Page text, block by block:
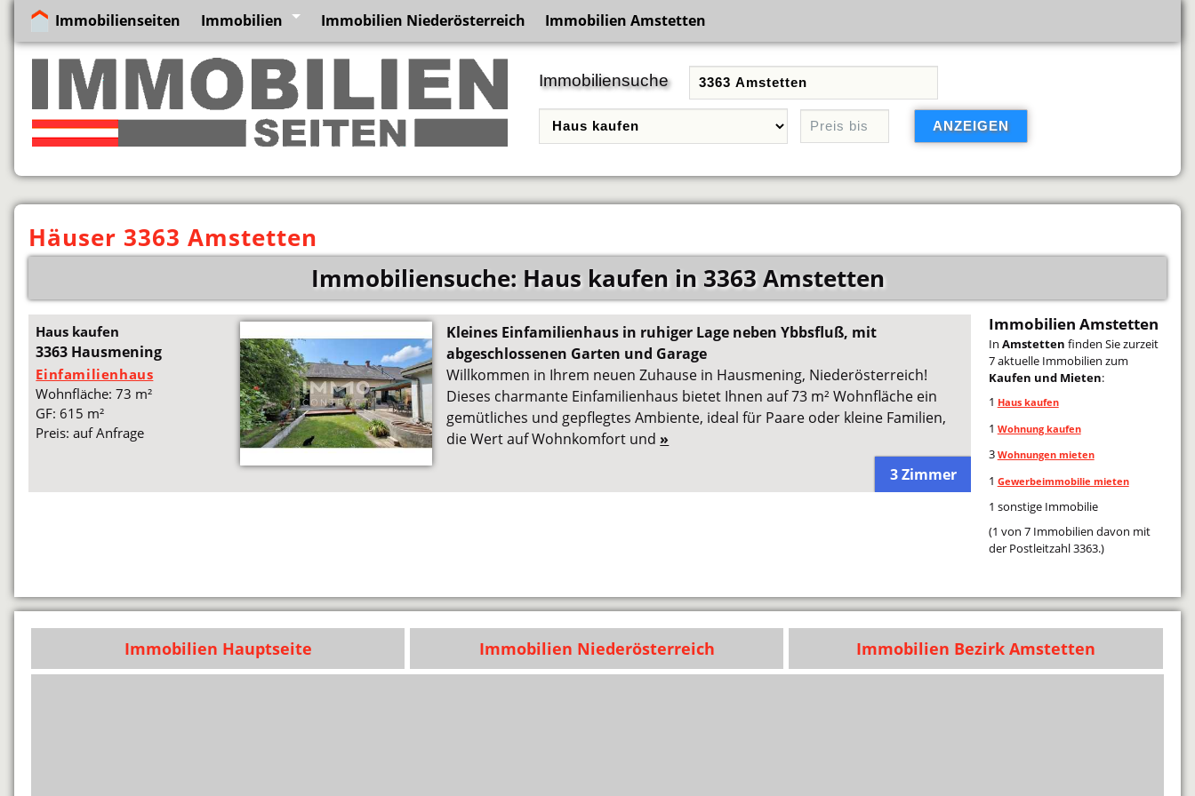
Immobilienseiten Immobilien Immobilien Niederösterreich Immobilien Amstetten
Immobiliensuche
Häuser 3363 Amstetten
Immobiliensuche: Haus kaufen in 3363 Amstetten
Haus kaufen
3363 Hausmening
Einfamilienhaus
Wohnfläche: 73 m²
GF: 615 m²
Preis: auf Anfrage
Kleines Einfamilienhaus in ruhiger Lage neben Ybbsfluß, mit
abgeschlossenen Garten und Garage
Willkommen in Ihrem neuen Zuhause in Hausmening, Niederösterreich!
Dieses charmante Einfamilienhaus bietet Ihnen auf 73 m² Wohnfläche ein
gemütliches und gepflegtes Ambiente, ideal für Paare oder kleine Familien,
die Wert auf Wohnkomfort und »
3 Zimmer
Immobilien Amstetten
In Amstetten finden Sie zurzeit
7 aktuelle Immobilien zum
Kaufen und Mieten:
1 Haus kaufen
1 Wohnung kaufen
3 Wohnungen mieten
1 Gewerbeimmobilie mieten
1 sonstige Immobilie
(1 von 7 Immobilien davon mit
der Postleitzahl 3363.)
Immobilien Hauptseite Immobilien Niederösterreich Immobilien Bezirk Amstetten